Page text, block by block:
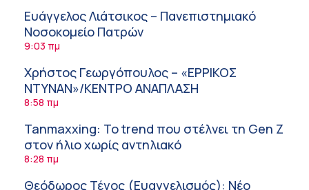
Ευάγγελος Λιάτσικος – Πανεπιστημιακό
Νοσοκομείο Πατρών
9:03 πμ
Χρήστος Γεωργόπουλος – «ΕΡΡΙΚΟΣ
ΝΤΥΝΑΝ»/ΚΕΝΤΡΟ ΑΝΑΠΛΑΣΗ
8:58 πμ
Tanmaxxing: To trend που στέλνει τη Gen Z
στον ήλιο χωρίς αντηλιακό
8:28 πμ
Θεόδωρος Τέγος (Ευαγγελισμός): Νέο